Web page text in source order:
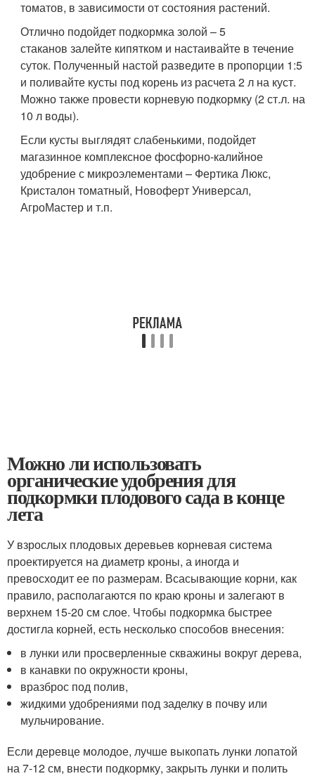
томатов, в зависимости от состояния растений.
Отлично подойдет подкормка золой – 5
стаканов залейте кипятком и настаивайте в течение
суток. Полученный настой разведите в пропорции 1:5
и поливайте кусты под корень из расчета 2 л на куст.
Можно также провести корневую подкормку (2 ст.л. на
10 л воды).
Если кусты выглядят слабенькими, подойдет
магазинное комплексное фосфорно-калийное
удобрение с микроэлементами – Фертика Люкс,
Кристалон томатный, Новоферт Универсал,
АгроМастер и т.п.
Можно ли использовать
органические удобрения для
подкормки плодового сада в конце
лета
У взрослых плодовых деревьев корневая система
проектируется на диаметр кроны, а иногда и
превосходит ее по размерам. Всасывающие корни, как
правило, располагаются по краю кроны и залегают в
верхнем 15-20 см слое. Чтобы подкормка быстрее
достигла корней, есть несколько способов внесения:
в лунки или просверленные скважины вокруг дерева,
в канавки по окружности кроны,
вразброс под полив,
жидкими удобрениями под заделку в почву или
мульчирование.
Если деревце молодое, лучше выкопать лунки лопатой
на 7-12 см, внести подкормку, закрыть лунки и полить